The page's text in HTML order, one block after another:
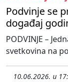
Podvinje se
događaj
PODVINJE –
svetkovina na
10.06.2026. u